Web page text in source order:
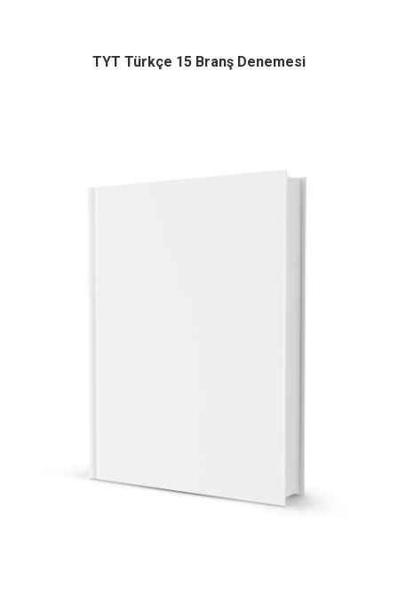
TYT Türkçe 15 Branş Denemesi